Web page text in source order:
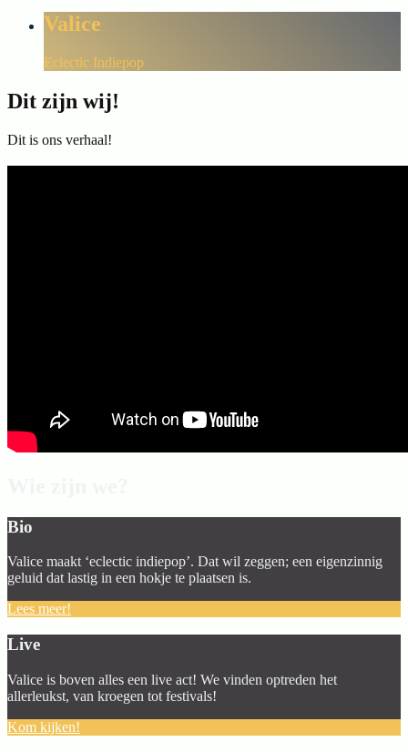
Valice
Eclectic Indiepop
Dit zijn wij!
Dit is ons verhaal!
Bio
Valice maakt ‘eclectic indiepop’. Dat wil zeggen; een eigenzinnig
geluid dat lastig in een hokje te plaatsen is.
Lees meer!
Live
Valice is boven alles een live act! We vinden optreden het
allerleukst, van kroegen tot festivals!
Kom kijken!